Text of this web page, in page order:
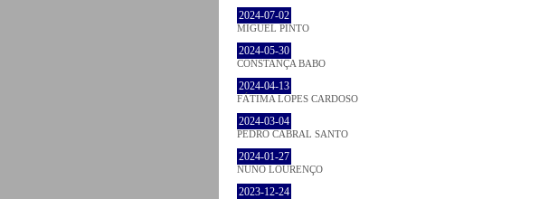
2024-07-02
MIGUEL PINTO
2024-05-30
CONSTANÇA BABO
2024-04-13
FÁTIMA LOPES CARDOSO
2024-03-04
PEDRO CABRAL SANTO
2024-01-27
NUNO LOURENÇO
2023-12-24